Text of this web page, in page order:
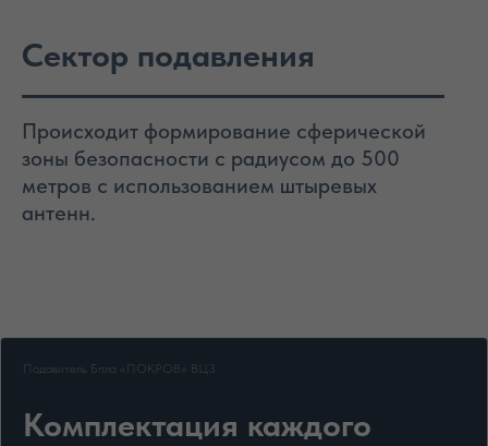
Сектор подавления
Происходит формирование сферической
зоны безопасности с радиусом до 500
метров с использованием штыревых
антенн.
Подавитель Бпла «ПОКРОВ» ВЦ3
Комплектация каждого